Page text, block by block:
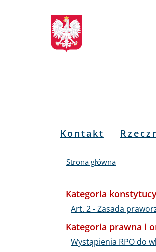
Biuletyn
Informacji
Publicznej
Menu
Kontakt
Strona główna
Kategoria
Art. 2 - Zasada
Kategoria prawna i
Wystąpienia RPO do